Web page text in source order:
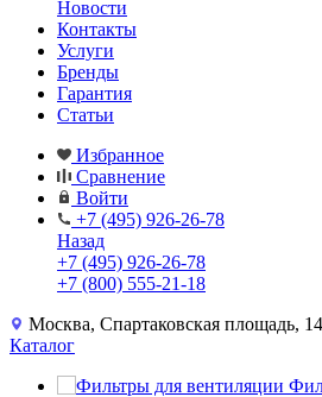
Новости
Контакты
Услуги
Бренды
Гарантия
Статьи
Избранное
Сравнение
Войти
+7 (495) 926-26-78
Назад
+7 (495) 926-26-78
+7 (800) 555-21-18
Москва, Спартаковская площадь,
Каталог